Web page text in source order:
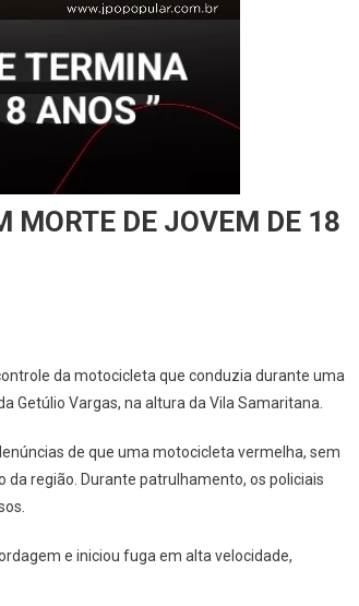
MORTE DE JOVEM DE 18
da motocicleta que conduzia durante uma
Getúlio Vargas, na altura da Vila Samaritana.
de que uma motocicleta vermelha, sem
região. Durante patrulhamento, os policiais
e iniciou fuga em alta velocidade,